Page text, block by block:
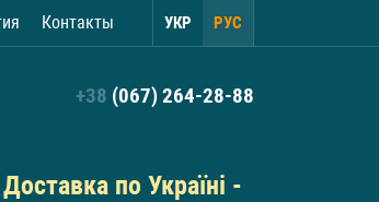
Контакты УКР РУС
+38 (067) 264-28-88
по Україні -